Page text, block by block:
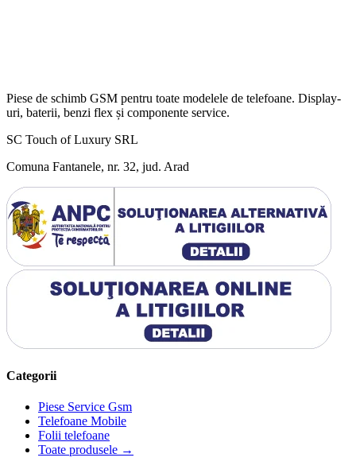
Piese de schimb GSM pentru toate modelele de telefoane. Display-
uri, baterii, benzi flex și componente service.
SC Touch of Luxury SRL
Comuna Fantanele, nr. 32, jud. Arad
Categorii
Piese Service Gsm
Telefoane Mobile
Folii telefoane
Toate produsele →